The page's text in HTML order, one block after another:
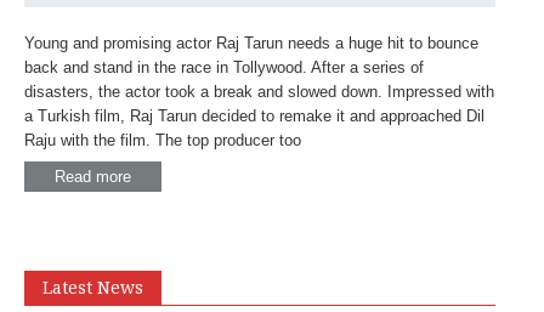
Young and promising actor Raj Tarun needs a huge hit to bounce
back and stand in the race in Tollywood. After a series of
disasters, the actor took a break and slowed down. Impressed with
a Turkish film, Raj Tarun decided to remake it and approached Dil
Raju with the film. The top producer too
Read more
Latest News